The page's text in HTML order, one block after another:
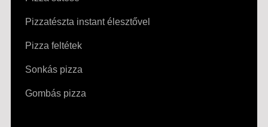
Pizzatészta instant élesztővel
Pizza feltétek
Sonkás pizza
Gombás pizza